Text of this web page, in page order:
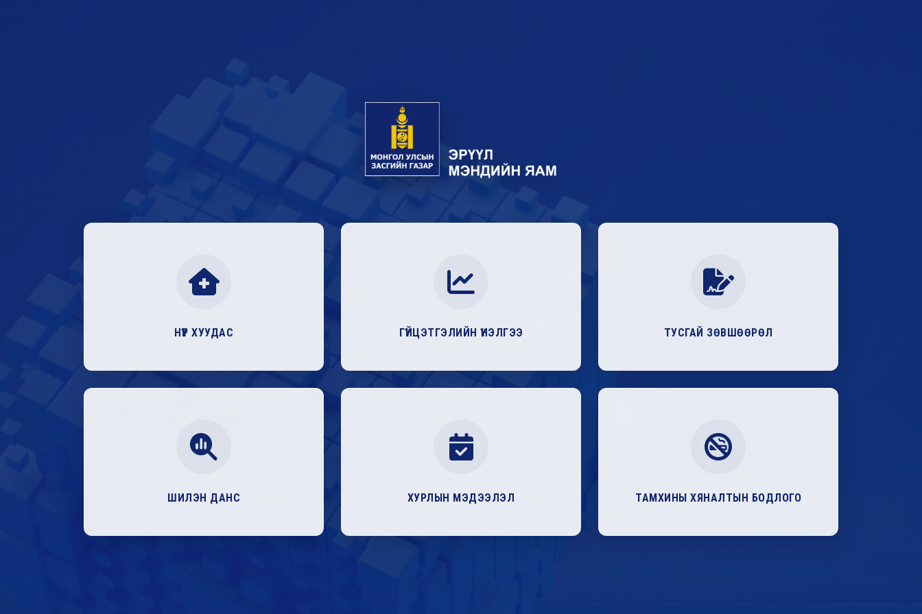
НҮҮР ХУУДАС ГҮЙЦЭТГЭЛИЙН ҮНЭЛГЭЭ ТУСГАЙ ЗӨВШӨӨРӨЛ
ШИЛЭН ДАНС ХУРЛЫН МЭДЭЭЛЭЛ ТАМХИНЫ ХЯНАЛТЫН БОДЛОГО